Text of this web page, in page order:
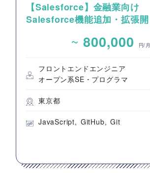
【Salesforce】金融業向け
Salesforce機能追加・拡張開
~ 800,000 円/月
フロントエンドエンジニア
オープン系SE・プログラマ
東京都
JavaScript GitHub Git